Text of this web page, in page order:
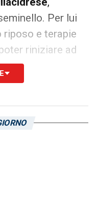
Per lui
riposo e terapie
riniziare ad
verde.
la prossima
TOP NEWS